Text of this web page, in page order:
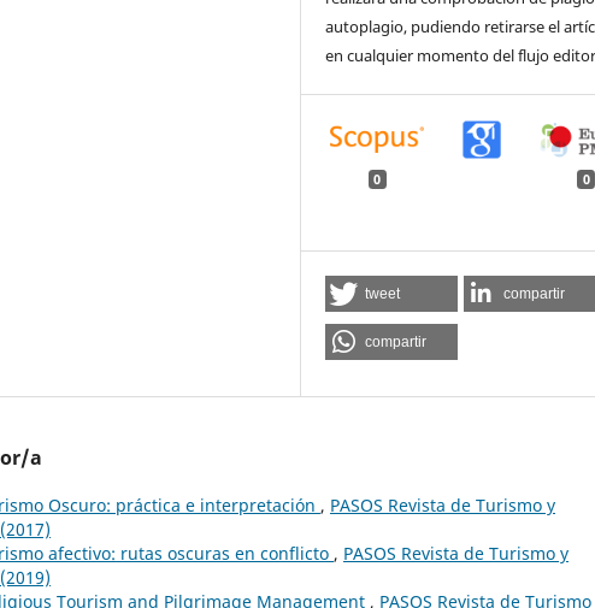
autoplagio, pudiendo retirarse el
en cualquier momento del flujo
0 0
tweet compartir
compartir
a
Oscuro: práctica e interpretación , PASOS Revista de Turismo y
afectivo: rutas oscuras en conflicto , PASOS Revista de Turismo y
Tourism and Pilgrimage Management , PASOS Revista de